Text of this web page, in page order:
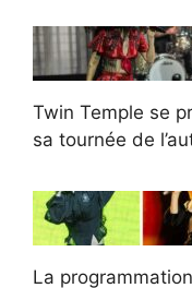
Twin Temple se
sa tournée de
La